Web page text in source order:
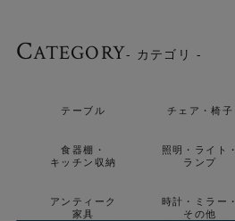
CATEGORY- カテゴリ -
テーブル チェア・椅子
食器棚・
キッチン収納
照明・ライト・
ランプ
アンティーク
家具
時計・ミラー・
その他